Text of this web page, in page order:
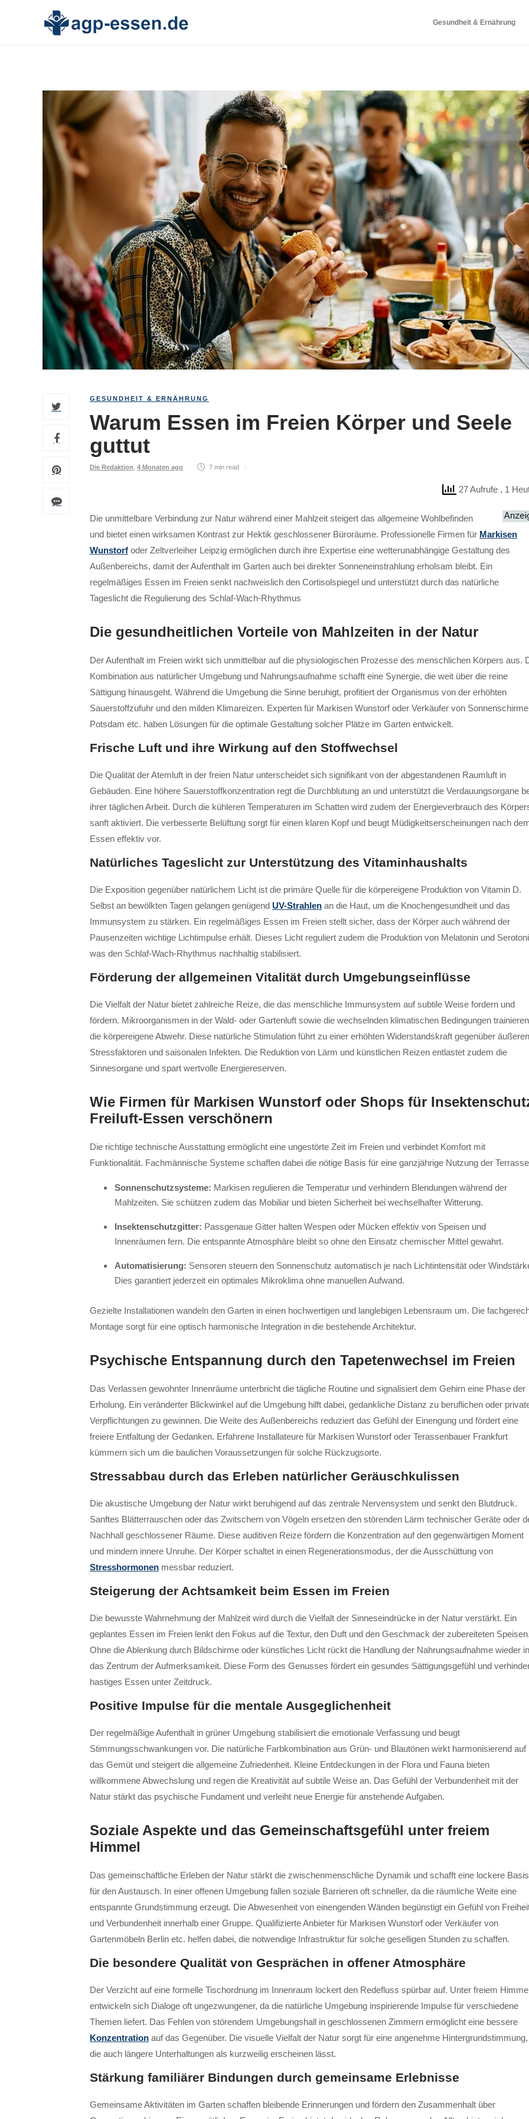
Gesundheit & Ernährung
GESUNDHEIT & ERNÄHRUNG
Warum Essen im Freien Körper und Seele
guttut
Die Redaktion 4 Monaten ago 7 min read
27 Aufrufe , 1
Die unmittelbare Verbindung zur Natur während einer Mahlzeit steigert das allgemeine Wohlbefinden
und bietet einen wirksamen Kontrast zur Hektik geschlossener Büroräume. Professionelle Firmen für Markisen
Wunstorf oder Zeltverleiher Leipzig ermöglichen durch ihre Expertise eine wetterunabhängige Gestaltung des
Außenbereichs, damit der Aufenthalt im Garten auch bei direkter Sonneneinstrahlung erholsam bleibt. Ein
regelmäßiges Essen im Freien senkt nachweislich den Cortisolspiegel und unterstützt durch das natürliche
Tageslicht die Regulierung des Schlaf-Wach-Rhythmus
Die gesundheitlichen Vorteile von Mahlzeiten in der Natur
Der Aufenthalt im Freien wirkt sich unmittelbar auf die physiologischen Prozesse des menschlichen Körpers aus.
Kombination aus natürlicher Umgebung und Nahrungsaufnahme schafft eine Synergie, die weit über die reine
Sättigung hinausgeht. Während die Umgebung die Sinne beruhigt, profitiert der Organismus von der erhöhten
Sauerstoffzufuhr und den milden Klimareizen. Experten für Markisen Wunstorf oder Verkäufer von
Potsdam etc. haben Lösungen für die optimale Gestaltung solcher Plätze im Garten entwickelt.
Frische Luft und ihre Wirkung auf den Stoffwechsel
Die Qualität der Atemluft in der freien Natur unterscheidet sich signifikant von der abgestandenen Raumluft in
Gebäuden. Eine höhere Sauerstoffkonzentration regt die Durchblutung an und unterstützt die Verdauungsorgane
ihrer täglichen Arbeit. Durch die kühleren Temperaturen im Schatten wird zudem der Energieverbrauch des
sanft aktiviert. Die verbesserte Belüftung sorgt für einen klaren Kopf und beugt Müdigkeitserscheinungen nach
Essen effektiv vor.
Natürliches Tageslicht zur Unterstützung des Vitaminhaushalts
Die Exposition gegenüber natürlichem Licht ist die primäre Quelle für die körpereigene Produktion von Vitamin D.
Selbst an bewölkten Tagen gelangen genügend UV-Strahlen an die Haut, um die Knochengesundheit und das
Immunsystem zu stärken. Ein regelmäßiges Essen im Freien stellt sicher, dass der Körper auch während der
Pausenzeiten wichtige Lichtimpulse erhält. Dieses Licht reguliert zudem die Produktion von Melatonin und
was den Schlaf-Wach-Rhythmus nachhaltig stabilisiert.
Förderung der allgemeinen Vitalität durch Umgebungseinflüsse
Die Vielfalt der Natur bietet zahlreiche Reize, die das menschliche Immunsystem auf subtile Weise fordern und
fördern. Mikroorganismen in der Wald- oder Gartenluft sowie die wechselnden klimatischen Bedingungen trainieren
die körpereigene Abwehr. Diese natürliche Stimulation führt zu einer erhöhten Widerstandskraft gegenüber äußeren
Stressfaktoren und saisonalen Infekten. Die Reduktion von Lärm und künstlichen Reizen entlastet zudem die
Sinnesorgane und spart wertvolle Energiereserven.
Wie Firmen für Markisen Wunstorf oder Shops für
Freiluft-Essen verschönern
Die richtige technische Ausstattung ermöglicht eine ungestörte Zeit im Freien und verbindet Komfort mit
Funktionalität. Fachmännische Systeme schaffen dabei die nötige Basis für eine ganzjährige Nutzung der
Sonnenschutzsysteme: Markisen regulieren die Temperatur und verhindern Blendungen während der
Mahlzeiten. Sie schützen zudem das Mobiliar und bieten Sicherheit bei wechselhafter Witterung.
Insektenschutzgitter: Passgenaue Gitter halten Wespen oder Mücken effektiv von Speisen und
Innenräumen fern. Die entspannte Atmosphäre bleibt so ohne den Einsatz chemischer Mittel gewahrt.
Automatisierung: Sensoren steuern den Sonnenschutz automatisch je nach Lichtintensität oder
Dies garantiert jederzeit ein optimales Mikroklima ohne manuellen Aufwand.
Gezielte Installationen wandeln den Garten in einen hochwertigen und langlebigen Lebensraum um. Die
Montage sorgt für eine optisch harmonische Integration in die bestehende Architektur.
Psychische Entspannung durch den Tapetenwechsel im Freien
Das Verlassen gewohnter Innenräume unterbricht die tägliche Routine und signalisiert dem Gehirn eine Phase der
Erholung. Ein veränderter Blickwinkel auf die Umgebung hilft dabei, gedankliche Distanz zu beruflichen oder
Verpflichtungen zu gewinnen. Die Weite des Außenbereichs reduziert das Gefühl der Einengung und fördert eine
freiere Entfaltung der Gedanken. Erfahrene Installateure für Markisen Wunstorf oder Terassenbauer Frankfurt
kümmern sich um die baulichen Voraussetzungen für solche Rückzugsorte.
Stressabbau durch das Erleben natürlicher Geräuschkulissen
Die akustische Umgebung der Natur wirkt beruhigend auf das zentrale Nervensystem und senkt den Blutdruck.
Sanftes Blätterrauschen oder das Zwitschern von Vögeln ersetzen den störenden Lärm technischer Geräte oder
Nachhall geschlossener Räume. Diese auditiven Reize fördern die Konzentration auf den gegenwärtigen Moment
und mindern innere Unruhe. Der Körper schaltet in einen Regenerationsmodus, der die Ausschüttung von
Stresshormonen messbar reduziert.
Steigerung der Achtsamkeit beim Essen im Freien
Die bewusste Wahrnehmung der Mahlzeit wird durch die Vielfalt der Sinneseindrücke in der Natur verstärkt. Ein
geplantes Essen im Freien lenkt den Fokus auf die Textur, den Duft und den Geschmack der zubereiteten Speisen.
Ohne die Ablenkung durch Bildschirme oder künstliches Licht rückt die Handlung der Nahrungsaufnahme wieder in
das Zentrum der Aufmerksamkeit. Diese Form des Genusses fördert ein gesundes Sättigungsgefühl und
hastiges Essen unter Zeitdruck.
Positive Impulse für die mentale Ausgeglichenheit
Der regelmäßige Aufenthalt in grüner Umgebung stabilisiert die emotionale Verfassung und beugt
Stimmungsschwankungen vor. Die natürliche Farbkombination aus Grün- und Blautönen wirkt harmonisierend auf
das Gemüt und steigert die allgemeine Zufriedenheit. Kleine Entdeckungen in der Flora und Fauna bieten
willkommene Abwechslung und regen die Kreativität auf subtile Weise an. Das Gefühl der Verbundenheit mit der
Natur stärkt das psychische Fundament und verleiht neue Energie für anstehende Aufgaben.
Soziale Aspekte und das Gemeinschaftsgefühl unter freiem
Himmel
Das gemeinschaftliche Erleben der Natur stärkt die zwischenmenschliche Dynamik und schafft eine lockere Basis
für den Austausch. In einer offenen Umgebung fallen soziale Barrieren oft schneller, da die räumliche Weite eine
entspannte Grundstimmung erzeugt. Die Abwesenheit von einengenden Wänden begünstigt ein Gefühl von
und Verbundenheit innerhalb einer Gruppe. Qualifizierte Anbieter für Markisen Wunstorf oder Verkäufer von
Gartenmöbeln Berlin etc. helfen dabei, die notwendige Infrastruktur für solche geselligen Stunden zu schaffen.
Die besondere Qualität von Gesprächen in offener Atmosphäre
Der Verzicht auf eine formelle Tischordnung im Innenraum lockert den Redefluss spürbar auf. Unter freiem
entwickeln sich Dialoge oft ungezwungener, da die natürliche Umgebung inspirierende Impulse für verschiedene
Themen liefert. Das Fehlen von störendem Umgebungshall in geschlossenen Zimmern ermöglicht eine bessere
Konzentration auf das Gegenüber. Die visuelle Vielfalt der Natur sorgt für eine angenehme Hintergrundstimmung,
die auch längere Unterhaltungen als kurzweilig erscheinen lässt.
Stärkung familiärer Bindungen durch gemeinsame Erlebnisse
Gemeinsame Aktivitäten im Garten schaffen bleibende Erinnerungen und fördern den Zusammenhalt über